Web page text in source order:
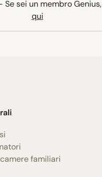
Se sei un membro Genius,
qui
familiari